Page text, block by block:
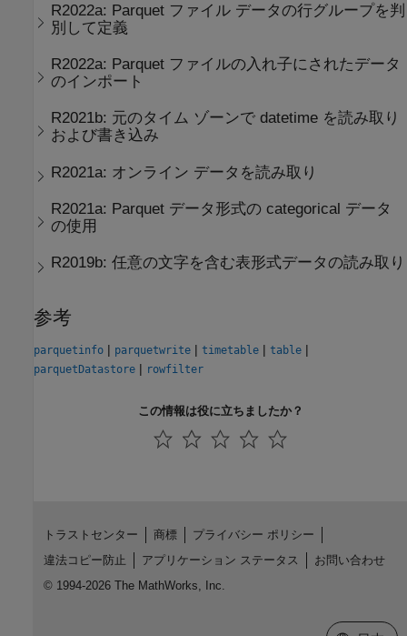
R2022a: Parquet ファイル データの行グループを判
別して定義
R2022a: Parquet ファイルの入れ子にされたデータ
のインポート
R2021b: 元のタイム ゾーンで datetime を読み取り
および書き込み
R2021a: オンライン データを読み取り
R2021a: Parquet データ形式の categorical データ
の使用
R2019b:任意の文字を含む表形式データの読み取り
参考
parquetinfo | parquetwrite | timetable | table |
parquetDatastore | rowfilter
この情報は役に立ちましたか？
トラストセンター 商標
プライバシー ポリシー
違法コピー防止
アプリケーション ステータス
お問い合わせ
© 1994-2026 The MathWorks, Inc.